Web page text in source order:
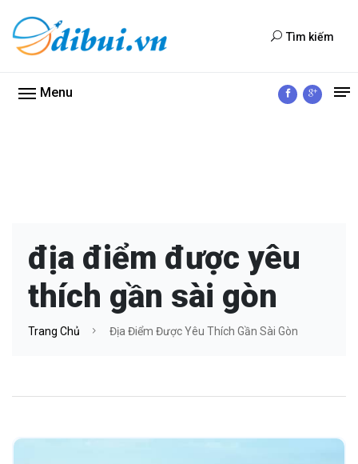
Tìm kiếm
Menu
địa điểm được yêu
thích gần sài gòn
Trang Chủ Địa Điểm Được Yêu Thích Gần Sài Gòn